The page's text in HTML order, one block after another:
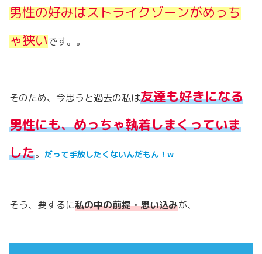
男性の好みはストライクゾーンがめっち
ゃ狭いです。。
そのため、今思うと過去の私は友達も好きになる
男性にも、めっちゃ執着しまくっていま
した。 だって手放したくないんだもん！w
そう、要するに私の中の前提・思い込みが、